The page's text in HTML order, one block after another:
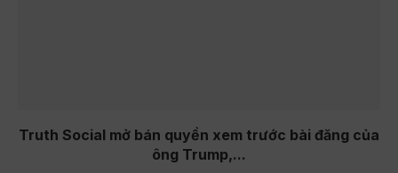
Truth Social mở bán quyền xem trước bài đăng của
ông Trump,...